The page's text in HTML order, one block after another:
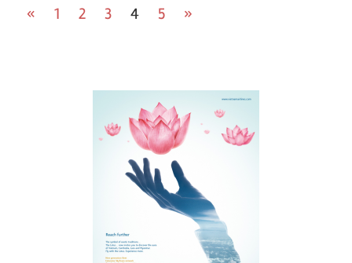
P
« Previous
1 2 3 4 5
Next
»